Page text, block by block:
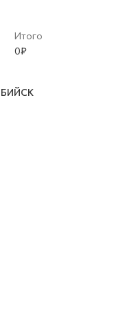
Итого
0₽
БИЙСК